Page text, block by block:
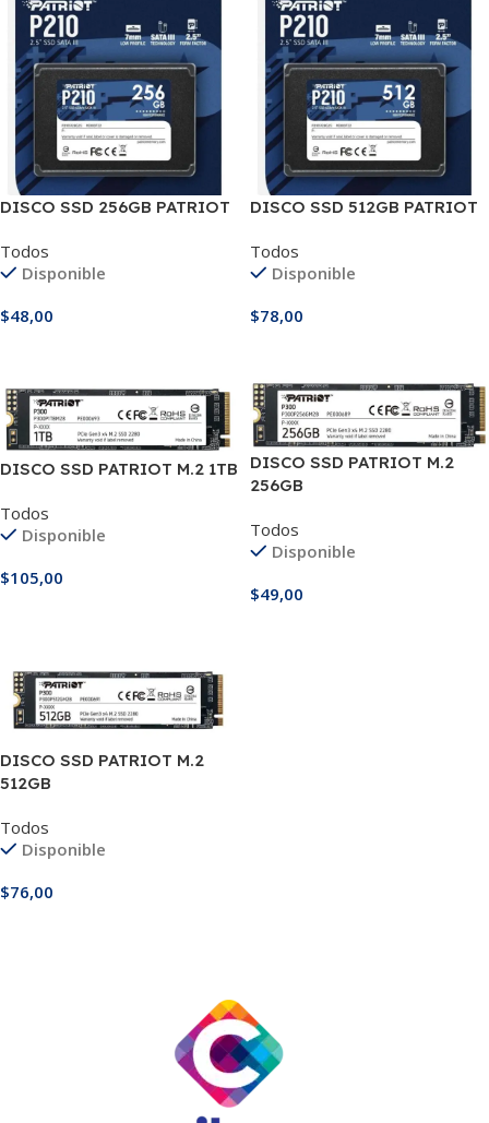
DISCO SSD 256GB PATRIOT
Todos
Disponible
$48,00
DISCO SSD 512GB PATRIOT
Todos
Disponible
$78,00
DISCO SSD PATRIOT M.2 1TB
Todos
Disponible
$105,00
DISCO SSD PATRIOT M.2
256GB
Todos
Disponible
$49,00
DISCO SSD PATRIOT M.2
512GB
Todos
Disponible
$76,00